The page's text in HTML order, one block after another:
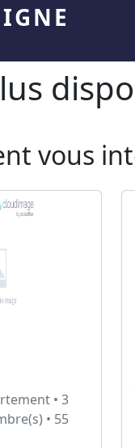
vous
• 3
• 55